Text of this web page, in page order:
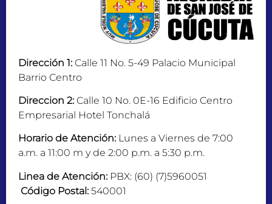
Dirección 1: Calle 11 No. 5-49 Palacio Municipal
Barrio Centro
Direccion 2: Calle 10 No. 0E-16 Edificio Centro
Empresarial Hotel Tonchalá
Horario de Atención: Lunes a Viernes de 7:00
a.m. a 11:00 m y de 2:00 p.m. a 5:30 p.m.
Linea de Atención: PBX: (60) (7)5960051
Código Postal: 540001